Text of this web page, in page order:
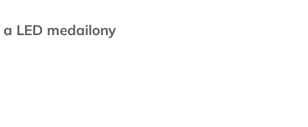
a LED medailony